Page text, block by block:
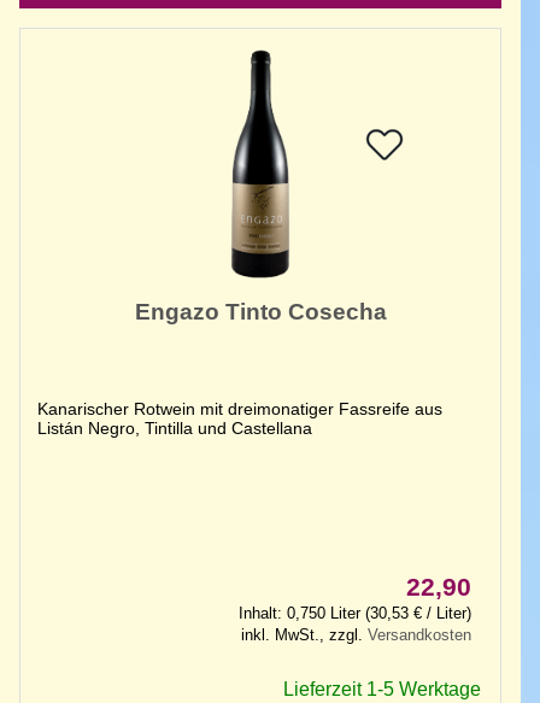
Engazo Tinto Cosecha
Kanarischer Rotwein mit dreimonatiger Fassreife aus
Listán Negro, Tintilla und Castellana
22,90
Inhalt: 0,750 Liter (30,53 € / Liter)
inkl. MwSt., zzgl.Versandkosten
Lieferzeit 1-5 Werktage